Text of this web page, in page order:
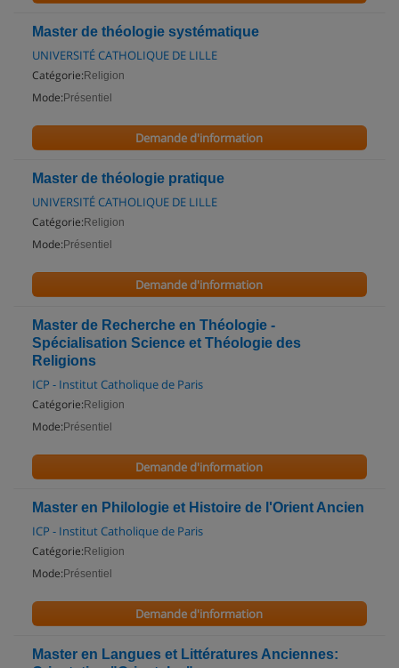
Master de théologie systématique
UNIVERSITÉ CATHOLIQUE DE LILLE
Catégorie: Religion
Mode: Présentiel
Demande d'information
Master de théologie pratique
UNIVERSITÉ CATHOLIQUE DE LILLE
Catégorie: Religion
Mode: Présentiel
Demande d'information
Master de Recherche en Théologie -
Spécialisation Science et Théologie des
Religions
ICP - Institut Catholique de Paris
Catégorie: Religion
Mode: Présentiel
Demande d'information
Master en Philologie et Histoire de l'Orient Ancien
ICP - Institut Catholique de Paris
Catégorie: Religion
Mode: Présentiel
Demande d'information
Master en Langues et Littératures Anciennes: